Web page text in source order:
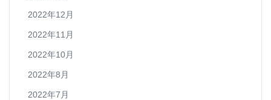
2022年12月
2022年11月
2022年10月
2022年8月
2022年7月